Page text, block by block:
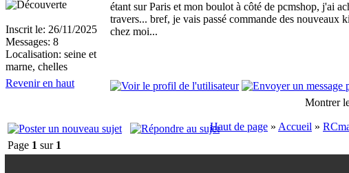
Inscrit le: 26/11/2025
Messages: 8
Localisation: seine et
marne, chelles
étant sur Paris et mon boulot à côté de pcmshop, j'ai
travers... bref, je vais passé commande des
chez moi...
Revenir en haut
Montrer
Haut de page » Accueil »
Page 1 sur 1